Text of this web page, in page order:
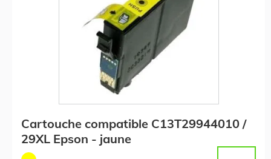
Cartouche compatible C13T29944010 /
29XL Epson - jaune